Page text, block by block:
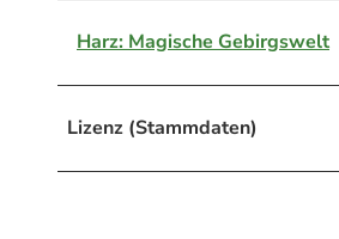
Harz: Magische Gebirgswelt
Lizenz (Stammdaten)